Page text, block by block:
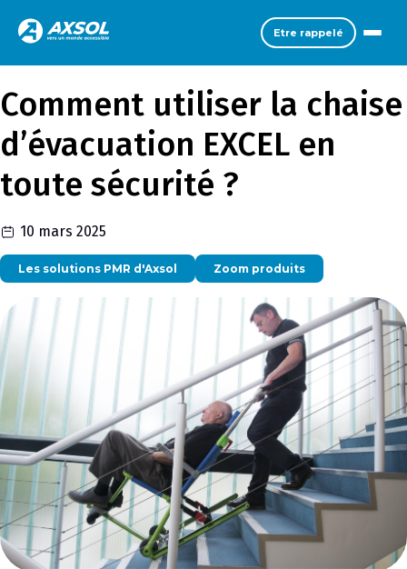
Etre rappelé
Comment utiliser la chaise
d’évacuation EXCEL en
toute sécurité ?
10 mars 2025
Les solutions PMR d'Axsol Zoom produits